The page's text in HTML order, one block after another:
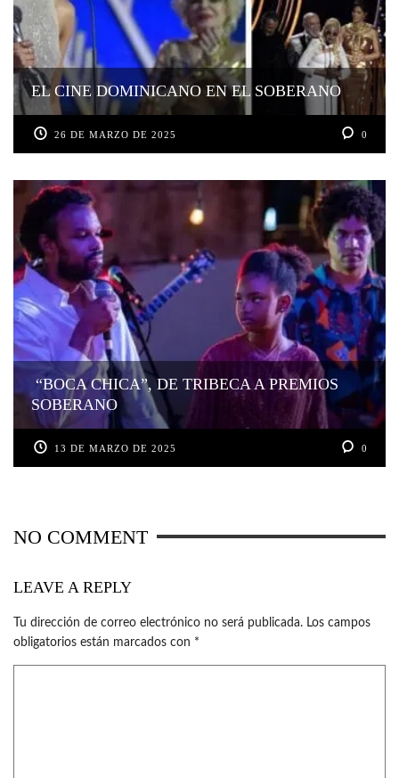
EL CINE DOMINICANO EN EL SOBERANO
26 DE MARZO DE 2025 0
“BOCA CHICA”, DE TRIBECA A PREMIOS
SOBERANO
13 DE MARZO DE 2025 0
NO COMMENT
LEAVE A REPLY
Tu dirección de correo electrónico no será publicada. Los campos
obligatorios están marcados con *